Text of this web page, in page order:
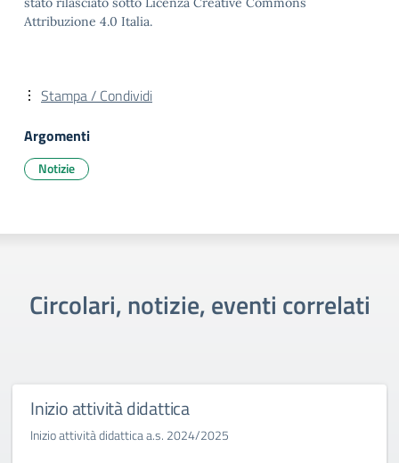
Attribuzione 4.0 Italia.
Stampa / Condividi
Argomenti
Notizie
Circolari, notizie, eventi correlati
Inizio attività didattica
Inizio attività didattica a.s. 2024/2025